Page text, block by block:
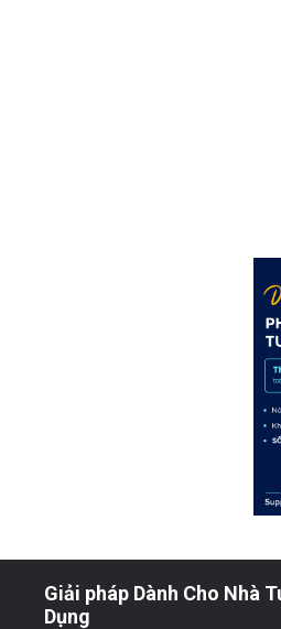
Giải pháp Dành Cho Nhà
Dụng